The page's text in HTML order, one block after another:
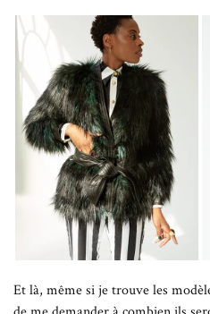
Et là, même si je trouve les